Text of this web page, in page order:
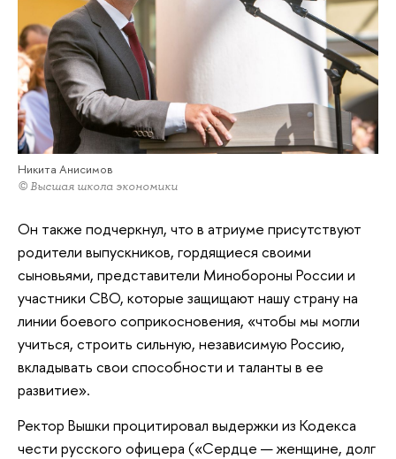
Никита Анисимов
© Высшая школа экономики
Он также подчеркнул, что в атриуме присутствуют
родители выпускников, гордящиеся своими
сыновьями, представители Минобороны России и
участники СВО, которые защищают нашу страну на
линии боевого соприкосновения, «чтобы мы могли
учиться, строить сильную, независимую Россию,
вкладывать свои способности и таланты в ее
развитие».
Ректор Вышки процитировал выдержки из Кодекса
чести русского офицера («Сердце — женщине, долг